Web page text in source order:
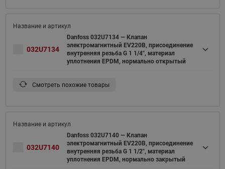
032U7134
Danfoss 032U7134 — Клапан
электромагнитный EV220B, присоединение
внутренняя резьба G 1 1/4", материал
уплотнения EPDM, нормально открытый
Смотреть похожие товары
032U7140
Danfoss 032U7140 — Клапан
электромагнитный EV220B, присоединение
внутренняя резьба G 1 1/2", материал
уплотнения EPDM, нормально закрытый